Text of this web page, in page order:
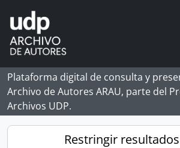
Skip to main content
Plataforma digital de consulta y
Archivo de Autores ARAU, parte del
Archivos UDP.
Restringir